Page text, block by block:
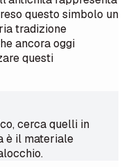
questo simbolo un
tradizione
ancora oggi
questi
cerca quelli in
è il materiale